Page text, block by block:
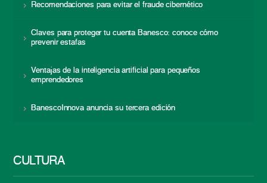
Recomendaciones para evitar el fraude cibernético
Claves para proteger tu cuenta Banesco: conoce cómo
prevenir estafas
Ventajas de la inteligencia artificial para pequeños
emprendedores
BanescoInnova anuncia su tercera edición
CULTURA